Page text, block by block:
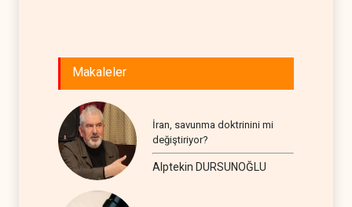
Makaleler
İran, savunma doktrinini mi
değiştiriyor?
Alptekin DURSUNOĞLU